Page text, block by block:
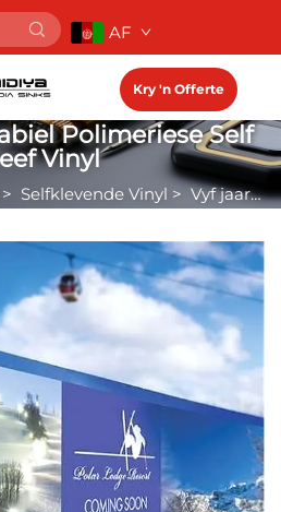
AF
Kry 'n Offerte
Polimeriese Self
Vinyl
> Selfklevende Vinyl > Vyf jaar Vriesstabiel Polimeriese Self Kleef Vinyl